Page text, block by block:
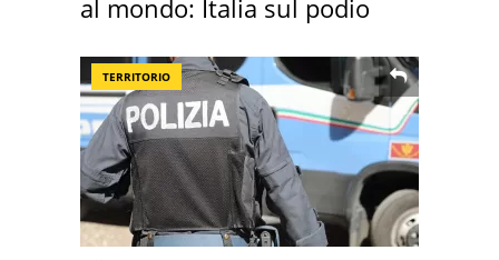
al mondo: Italia sul podio
TERRITORIO